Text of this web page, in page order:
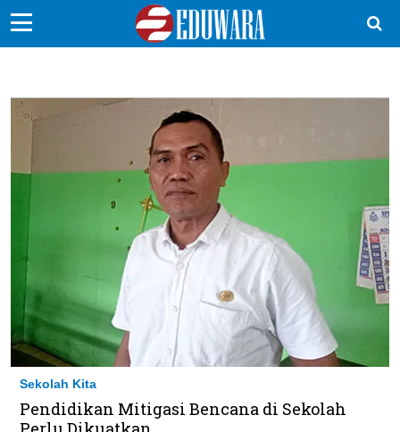
Sekolah Kita
Kampus
EduDana
Ikuti Kami di:
Sekolah Kita
Pendidikan Mitigasi Bencana di Sekolah